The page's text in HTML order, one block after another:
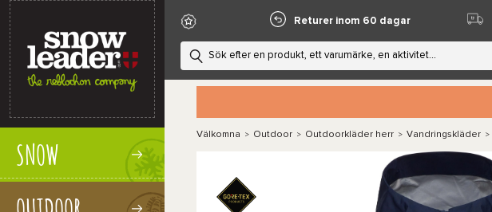
SNOW
Returer inom 60 dagar
Välkomna > Outdoor > Outdoorkläder herr > Vandringskläder >